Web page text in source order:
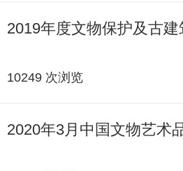
2019年度文物保护及古
10249 次浏览
2020年3月中国文物艺术